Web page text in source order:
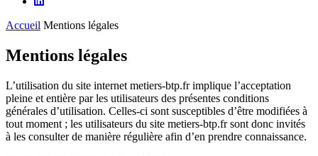
Accueil Mentions légales
Mentions légales
L’utilisation du site internet metiers-btp.fr implique l’acceptation
pleine et entière par les utilisateurs des présentes conditions
générales d’utilisation. Celles-ci sont susceptibles d’être modifiées à
tout moment ; les utilisateurs du site metiers-btp.fr sont donc invités
à les consulter de manière régulière afin d’en prendre connaissance.